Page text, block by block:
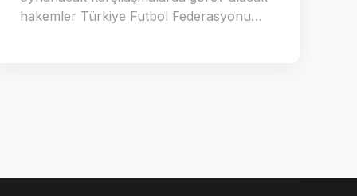
hakemler Türkiye Futbol Federasyonu…